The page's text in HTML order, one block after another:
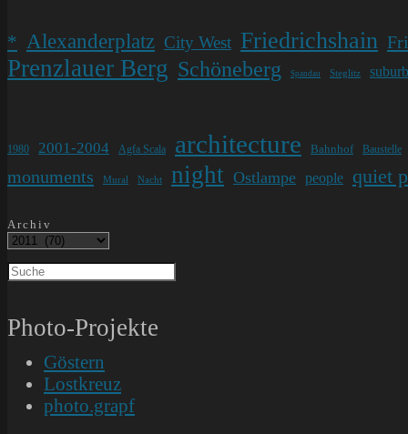
* Alexanderplatz City West Friedrichshain
Prenzlauer Berg Schöneberg Spandau Steglitz suburb
1980 2001-2004 Agfa Scala architecture Bahnhof Baustelle
monuments Mural Nacht night Ostlampe people quiet
Archiv
Photo-Projekte
Göstern
Lostkreuz
photo.grapf